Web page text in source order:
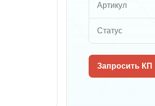
Артикул
Статус
Запросить КП